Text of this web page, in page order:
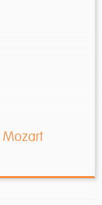
Mozart